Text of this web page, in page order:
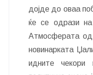
дојде до оваа
ќе се одрази на
Атмосферата од
новинарката
идните чекори